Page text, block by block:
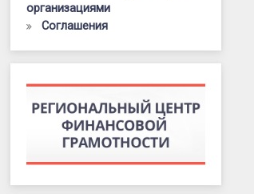
организациями
Соглашения